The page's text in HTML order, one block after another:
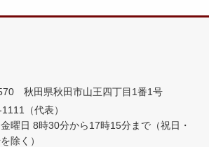
秋田県秋田市山王四丁目1番1号
（代表）
金曜日 8時30分から17時15分まで （祝日・
除く）